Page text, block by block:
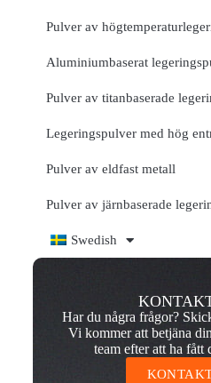
Pulver av
Aluminiumbaserat
Pulver av titanbaserade
Legeringspulver med hög
Pulver av eldfast metall
Pulver av järnbaserade
Swedish
Har du några frågor?
Vi kommer att betjäna
team efter att ha fått